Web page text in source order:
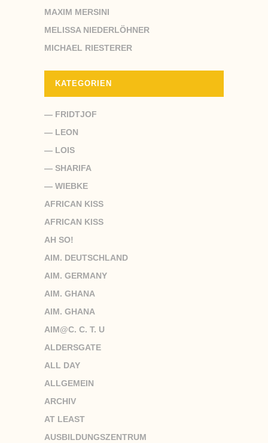
MAXIM MERSINI
MELISSA NIEDERLÖHNER
MICHAEL RIESTERER
KATEGORIEN
— FRIDTJOF
— LEON
— LOIS
— SHARIFA
— WIEBKE
AFRICAN KISS
AFRICAN KISS
AH SO!
AIM. DEUTSCHLAND
AIM. GERMANY
AIM. GHANA
AIM. GHANA
AIM@C. C. T. U
ALDERSGATE
ALL DAY
ALLGEMEIN
ARCHIV
AT LEAST
AUSBILDUNGSZENTRUM